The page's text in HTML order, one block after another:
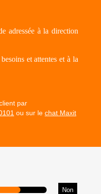
adressée à la direction
et attentes et à la
par
ou sur le chat Maxit
Non